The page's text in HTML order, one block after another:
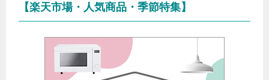
【楽天市場・人気商品・季節特集】